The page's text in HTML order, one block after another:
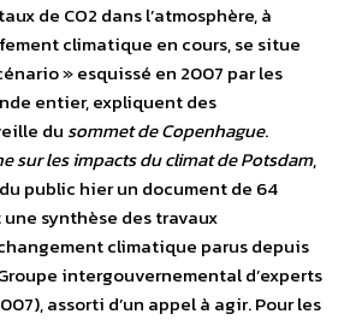
de CO2 dans l’atmosphère, à
climatique en cours, se situe
» esquissé en 2007 par les
entier, expliquent des
du sommet de Copenhague.
sur les impacts du climat de Potsdam,
public hier un document de 64
synthèse des travaux
climatique parus depuis
intergouvernemental d’experts
assorti d’un appel à agir. Pour les